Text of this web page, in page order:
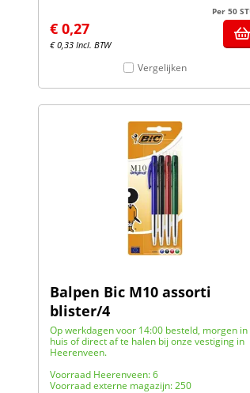
Per 50
€ 0,27
€0,33 Incl. BTW
Vergelijken
Balpen Bic M10 assorti
blister/4
Op werkdagen voor 14:00 besteld, morgen in
huis of direct af te halen bij onze vestiging in
Heerenveen.
Voorraad Heerenveen: 6
Voorraad externe magazijn: 250